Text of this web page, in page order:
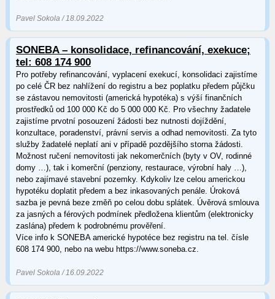
Pavel Sokola / 18.09.2022
SONEBA – konsolidace, refinancování, exekuce;
tel: 608 174 900
Pro potřeby refinancování, vyplacení exekucí, konsolidaci zajistíme
po celé ČR bez nahlížení do registru a bez poplatku předem půjčku
se zástavou nemovitosti (americká hypotéka) s výší finančních
prostředků od 100 000 Kč do 5 000 000 Kč. Pro všechny žadatele
zajistíme prvotní posouzení žádosti bez nutnosti dojíždění,
konzultace, poradenství, právní servis a odhad nemovitosti. Za tyto
služby žadatelé neplatí ani v případě pozdějšího storna žádosti.
Možnost ručení nemovitosti jak nekomerčních (byty v OV, rodinné
domy …), tak i komerční (penziony, restaurace, výrobní haly …),
nebo zajímavé stavební pozemky. Kdykoliv lze celou americkou
hypotéku doplatit předem a bez inkasovaných penále. Úroková
sazba je pevná beze změň po celou dobu splátek. Úvěrová smlouva
za jasných a férových podmínek předložena klientům (elektronicky
zaslána) předem k podrobnému prověření.
Více info k SONEBA americké hypotéce bez registru na tel. čísle
608 174 900, nebo na webu https://www.soneba.cz.
Pavel Sokola / 16.09.2022